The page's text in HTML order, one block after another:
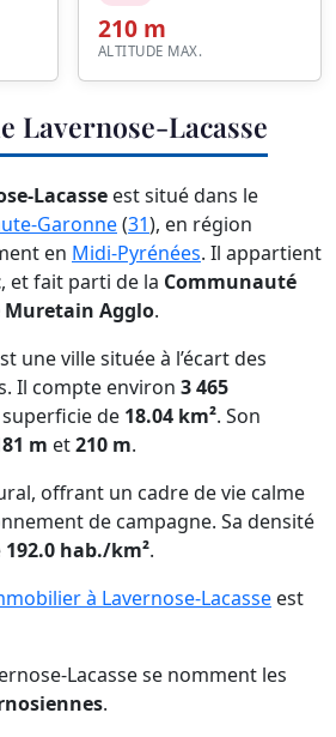
210 m
ALTITUDE MAX.
Lavernose-Lacasse
Lacasse est situé dans le
Garonne(31), en région
en Midi-Pyrénées. Il appartient
, et fait parti de la Communauté
Agglo.
une ville située à l’écart des
Il compte environ 3 465
de 18.04 km². Son
m et210 m.
offrant un cadre de vie calme
de campagne. Sa densité
192.0 hab./km².
à Lavernose-Lacasse est
Lacasse se nomment les
.